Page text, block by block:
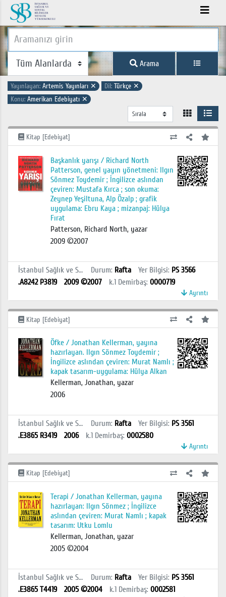
Arama
Yayınlayan: Artemis Yayınları ✕ Dil: Türkçe ✕
Konu: Amerikan Edebiyatı ✕
Kitap [Edebiyat]
Başkanlık yarışı / Richard North
Patterson, genel yayın yönetmeni: Ilgın
Sönmez Toydemir ; İngilizce aslından
çeviren: Mustafa Kırca ; son okuma:
Zeynep Yeşiltuna, Alp Özalp ; grafik
uygulama: Ebru Kaya ; mizanpaj: Hülya
Fırat
Patterson, Richard North, yazar
2009 ©2007
İstanbul Sağlık ve Sosyal Bilimler MYO Kütüphanesi Durum: Rafta Yer Bilgisi: PS 3566
.A8242 P3819
2009 ©2007 k.1 Demirbaş: 0000719
Ayrıntı
Kitap [Edebiyat]
Öfke / Jonathan Kellerman, yayına
hazırlayan. Ilgın Sönmez Toydemir ;
İngilizce aslından çeviren: Murat Namlı ;
kapak tasarım-uygulama: Hülya Alkan
Kellerman, Jonathan, yazar
2006
İstanbul Sağlık ve Sosyal Bilimler MYO Kütüphanesi Durum: Rafta Yer Bilgisi: PS 3561
.E3865 R3419
2006 k.1 Demirbaş: 0002580
Ayrıntı
Kitap [Edebiyat]
Terapi / Jonathan Kellerman, yayına
hazırlayan: Ilgın Sönmez ; İngilizce
aslından çeviren: Murat Namlı ; kapak
tasarım: Utku Lomlu
Kellerman, Jonathan, yazar
2005 ©2004
İstanbul Sağlık ve Sosyal Bilimler MYO Kütüphanesi Durum: Rafta Yer Bilgisi: PS 3561
.E3865 T4419
2005 ©2004 k.1 Demirbaş: 0002581